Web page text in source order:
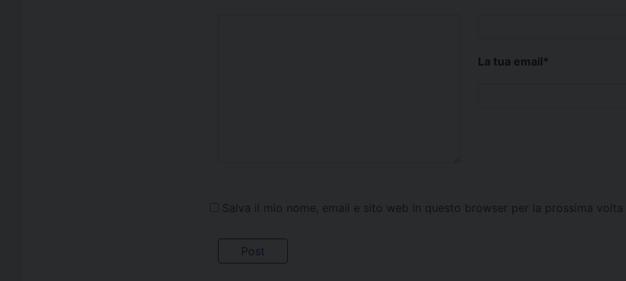
La tua email*
Salva il mio nome, email e sito web in questo browser per la prossima